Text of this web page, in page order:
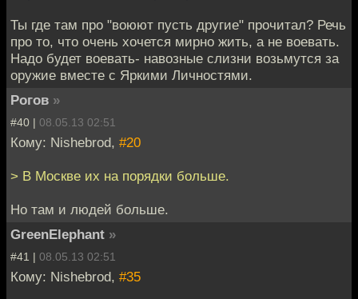
Ты где там про "воюют пусть другие" прочитал? Речь
про то, что очень хочется мирно жить, а не воевать.
Надо будет воевать- навозные слизни возьмутся за
оружие вместе с Яркими Личностями.
Рогов »
#40 | 08.05.13 02:51
Кому: Nishebrod, #20
> В Москве их на порядки больше.
Но там и людей больше.
GreenElephant »
#41 | 08.05.13 02:51
Кому: Nishebrod, #35